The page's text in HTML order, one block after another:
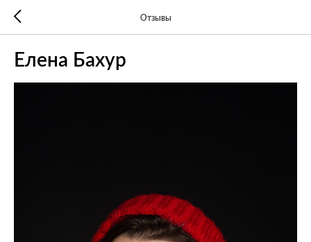
Отзывы
Елена Бахур